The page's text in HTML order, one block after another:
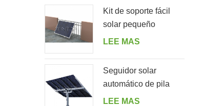
Kit de soporte fácil
solar pequeño
residencial para el
LEE MAS
Seguidor solar
automático de pila
única con 10 paneles
LEE MAS